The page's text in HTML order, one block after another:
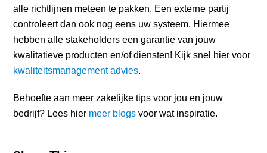
alle richtlijnen meteen te pakken. Een externe partij
controleert dan ook nog eens uw systeem. Hiermee
hebben alle stakeholders een garantie van jouw
kwalitatieve producten en/of diensten! Kijk snel hier voor
kwaliteitsmanagement advies.
Behoefte aan meer zakelijke tips voor jou en jouw
bedrijf? Lees hier meer blogs voor wat inspiratie.